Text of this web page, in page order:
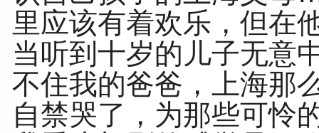
里应该有着欢乐，但在
当听到十岁的儿子无意
不住我的爸爸，上海
自禁哭了，为那些可怜